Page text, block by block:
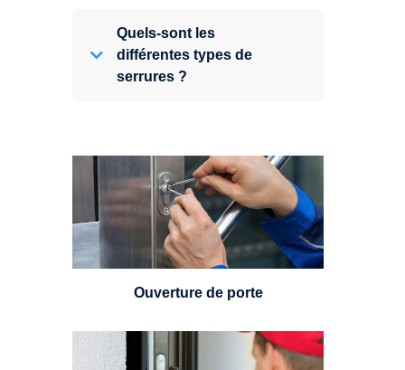
Quels-sont les
différentes types de
serrures ?
Vous avez perdu vos clés ou la
porte s'est refermée derrière vous
? Un serrurier est disponible
24h/7.
Ouverture de porte
Un serrurier sera en mesure de